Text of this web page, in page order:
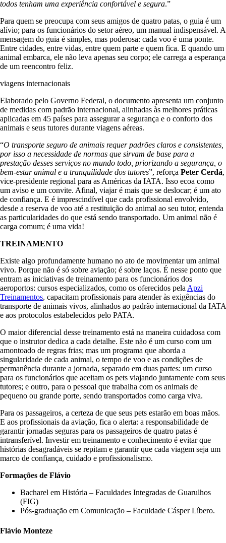
todos tenham uma experiência confortável e segura.”
Para quem se preocupa com seus amigos de quatro patas, o guia é um
alívio; para os funcionários do setor aéreo, um manual indispensável. A
mensagem do guia é simples, mas poderosa: cada voo é uma ponte.
Entre cidades, entre vidas, entre quem parte e quem fica. E quando um
animal embarca, ele não leva apenas seu corpo; ele carrega a esperança
de um reencontro feliz.
viagens internacionais
Elaborado pelo Governo Federal, o documento apresenta um conjunto
de medidas com padrão internacional, alinhadas às melhores práticas
aplicadas em 45 países para assegurar a segurança e o conforto dos
animais e seus tutores durante viagens aéreas.
“O transporte seguro de animais requer padrões claros e consistentes,
por isso a necessidade de normas que sirvam de base para a
prestação desses serviços no mundo todo, priorizando a segurança, o
bem-estar animal e a tranquilidade dos tutores”, reforça Peter Cerdá,
vice-presidente regional para as Américas da IATA. Isso ecoa como
um aviso e um convite. Afinal, viajar é mais que se deslocar; é um ato
de confiança. E é imprescindível que cada profissional envolvido,
desde a reserva de voo até a restituição do animal ao seu tutor, entenda
as particularidades do que está sendo transportado. Um animal não é
carga comum; é uma vida!
TREINAMENTO
Existe algo profundamente humano no ato de movimentar um animal
vivo. Porque não é só sobre aviação; é sobre laços. É nesse ponto que
entram as iniciativas de treinamento para os funcionários dos
aeroportos: cursos especializados, como os oferecidos pelaApzi
Treinamentos, capacitam profissionais para atender às exigências do
transporte de animais vivos, alinhados ao padrão internacional da IATA
e aos protocolos estabelecidos pelo PATA.
O maior diferencial desse treinamento está na maneira cuidadosa com
que o instrutor dedica a cada detalhe. Este não é um curso com um
amontoado de regras frias; mas um programa que aborda a
singularidade de cada animal, o tempo de voo e as condições de
permanência durante a jornada, separado em duas partes: um curso
para os funcionários que aceitam os pets viajando juntamente com seus
tutores; e outro, para o pessoal que trabalha com os animais de
pequeno ou grande porte, sendo transportados como carga viva.
Para os passageiros, a certeza de que seus pets estarão em boas mãos.
E aos profissionais da aviação, fica o alerta: a responsabilidade de
garantir jornadas seguras para os passageiros de quatro patas é
intransferível. Investir em treinamento e conhecimento é evitar que
histórias desagradáveis se repitam e garantir que cada viagem seja um
marco de confiança, cuidado e profissionalismo.
Formações de Flávio
Bacharel em História – Faculdades Integradas de Guarulhos
(FIG)
Pós-graduação em Comunicação – Faculdade Cásper Líbero.
Flávio Monteze